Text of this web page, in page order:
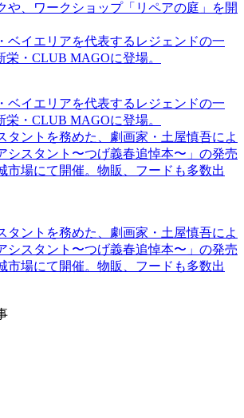
や、ワークショップ「リペアの庭」を開
ベイエリアを代表するレジェンドの一
栄・CLUB MAGOに登場。
ベイエリアを代表するレジェンドの一
栄・CLUB MAGOに登場。
タントを務めた、劇画家・土屋慎吾によ
シスタント〜つげ義春追悼本〜」の発売
市場にて開催。物販、フードも多数出
タントを務めた、劇画家・土屋慎吾によ
シスタント〜つげ義春追悼本〜」の発売
市場にて開催。物販、フードも多数出